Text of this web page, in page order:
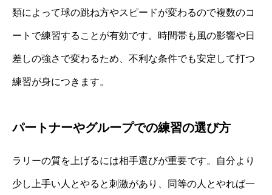
類によって球の跳ね方やスピードが変わるので複数のコ
ートで練習することが有効です。時間帯も風の影響や日
差しの強さで変わるため、不利な条件でも安定して打つ
練習が身につきます。
パートナーやグループでの練習の選び方
ラリーの質を上げるには相手選びが重要です。自分より
少し上手い人とやると刺激があり、同等の人とやれば一